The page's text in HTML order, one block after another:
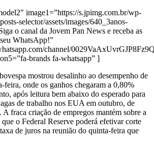
image1=”https://s.jpimg.com.br/wp-
selector/assets/images/640_3anos-
o canal da Jovem Pan News e receba as
WhatsApp!”
channel/
brands fa-whatsapp” ]
mostrou desalinho ao desempenho de
feira, onde os ganhos chegaram a 0,80%
após leitura bem abaixo do esperado para
de trabalho nos EUA em outubro, de
A fraca criação de empregos mantém sobre a
que o Federal Reserve poderá efetivar corte
de juros na reunião do quinta-feira que